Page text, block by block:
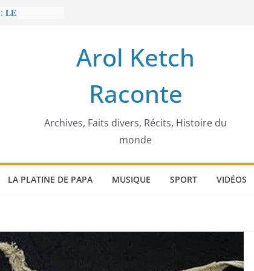
𝐋𝐄
𝐨𝐫𝐝𝐢𝐧𝐚𝐭𝐞𝐮𝐫
Arol Ketch
Raconte
Archives, Faits divers, Récits, Histoire du
monde
LA PLATINE DE PAPA MUSIQUE SPORT VIDÉOS